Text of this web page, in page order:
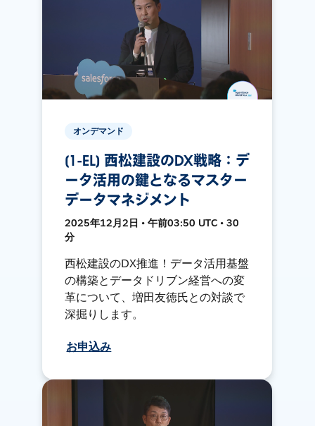
オンデマンド
[1-EL] 西松建設のDX戦略：デ
ータ活用の鍵となるマスター
データマネジメント
2025年12月2日 • 午前03:50 UTC • 30
分
西松建設のDX推進！データ活用基盤
の構築とデータドリブン経営への変
革について、増田友徳氏との対談で
深掘りします。
お申込み